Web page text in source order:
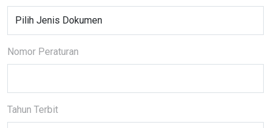
Nomor Peraturan
Tahun Terbit